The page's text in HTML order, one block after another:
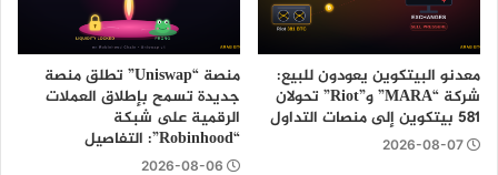
معدنو البيتكوين يعودون للبيع:
شركة “MARA” و”Riot” تحولان
581 بيتكوين إلى منصات التداول
2026-08-07
منصة “Uniswap” تطلق منصة
جديدة تسمح بإطلاق العملات
الرقمية على شبكة
“Robinhood”: التفاصيل
2026-08-06